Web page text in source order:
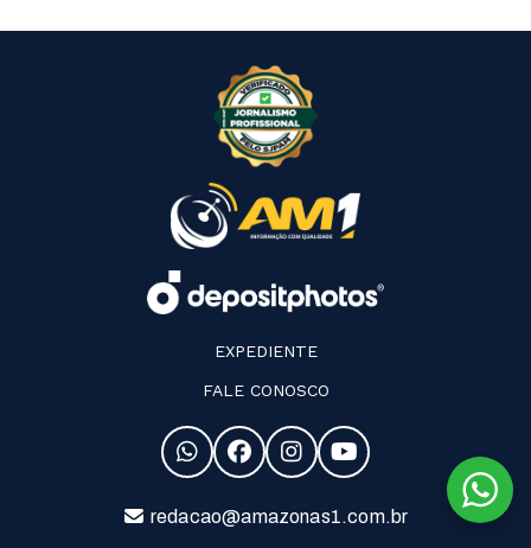
EXPEDIENTE
FALE CONOSCO
redacao@amazonas1.com.br